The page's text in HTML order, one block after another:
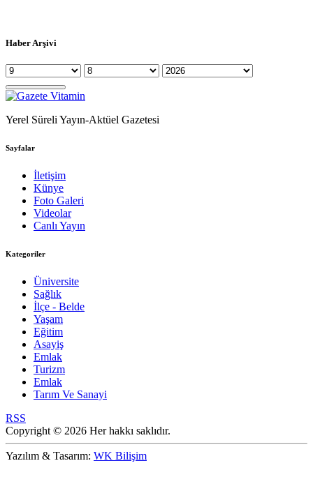
Haber Arşivi
Yerel Süreli Yayın-Aktüel Gazetesi
Sayfalar
İletişim
Künye
Foto Galeri
Videolar
Canlı Yayın
Kategoriler
Üniversite
Sağlık
İlçe - Belde
Yaşam
Eğitim
Asayiş
Emlak
Turizm
Emlak
Tarım Ve Sanayi
RSS
Copyright © 2026 Her hakkı saklıdır.
Yazılım & Tasarım: WK Bilişim